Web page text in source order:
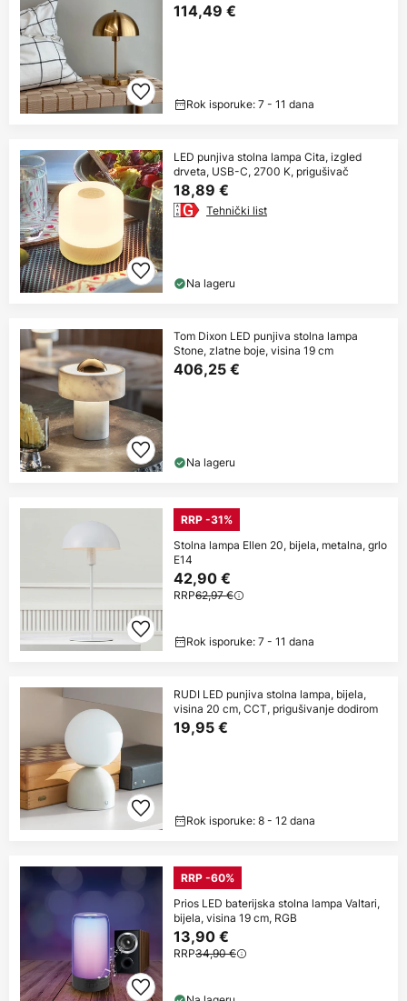
114,49 €
Rok isporuke: 7 - 11 dana
LED punjiva stolna lampa Cita, izgled
drveta, USB-C, 2700 K, prigušivač
18,89 €
Tehnički list
Na lageru
Tom Dixon LED punjiva stolna lampa
Stone, zlatne boje, visina 19 cm
406,25 €
Na lageru
RRP -31%
Stolna lampa Ellen 20, bijela, metalna, grlo
E14
42,90 €
RRP62,97 €
Rok isporuke: 7 - 11 dana
RUDI LED punjiva stolna lampa, bijela,
visina 20 cm, CCT, prigušivanje dodirom
19,95 €
Rok isporuke: 8 - 12 dana
RRP -60%
Prios LED baterijska stolna lampa Valtari,
bijela, visina 19 cm, RGB
13,90 €
RRP34,90 €